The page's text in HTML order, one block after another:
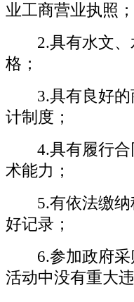
业工商营业执照；
2.具有水文
格；
3.具有良好
计制度；
4.具有履行
术能力；
5.有依法缴
好记录；
6.参加政府
活动中没有重大